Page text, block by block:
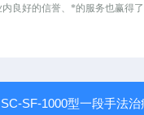
良好的信誉、*的服务也赢得
SC-SF-1000型一段手法